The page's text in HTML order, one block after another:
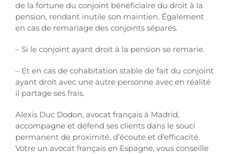
de la fortune du conjoint bénéficiaire du droit à la
pension, rendant inutile son maintien. Également
en cas de remariage des conjoints séparés.
– Si le conjoint ayant droit à la pension se remarie.
– Et en cas de cohabitation stable de fait du conjoint
ayant droit avec une autre personne avec en réalité
il partage ses frais.
Alexis Duc Dodon, avocat français à Madrid,
accompagne et défend ses clients dans le souci
permanent de proximité, d’écoute et d’efficacité.
Votre un avocat français en Espagne, vous conseille